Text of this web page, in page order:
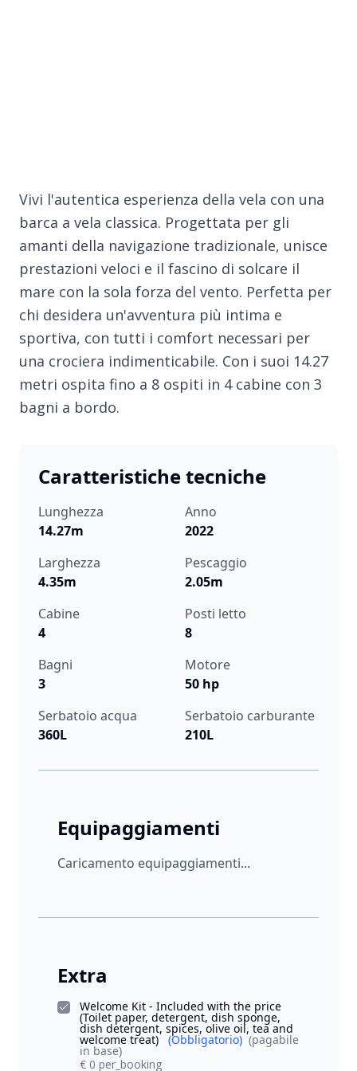
Vivi l'autentica esperienza della vela con una
barca a vela classica. Progettata per gli
amanti della navigazione tradizionale, unisce
prestazioni veloci e il fascino di solcare il
mare con la sola forza del vento. Perfetta per
chi desidera un'avventura più intima e
sportiva, con tutti i comfort necessari per
una crociera indimenticabile. Con i suoi 14.27
metri ospita fino a 8 ospiti in 4 cabine con 3
bagni a bordo.
Caratteristiche tecniche
Lunghezza
14.27m
Anno
2022
Larghezza
4.35m
Pescaggio
2.05m
Cabine
4
Posti letto
8
Bagni
3
Motore
50 hp
Serbatoio acqua
360L
Serbatoio carburante
210L
Equipaggiamenti
Caricamento equipaggiamenti...
Extra
Welcome Kit - Included with the price
(Toilet paper, detergent, dish sponge,
dish detergent, spices, olive oil, tea and
welcome treat) (Obbligatorio) (pagabile
in base)
€ 0 per_booking